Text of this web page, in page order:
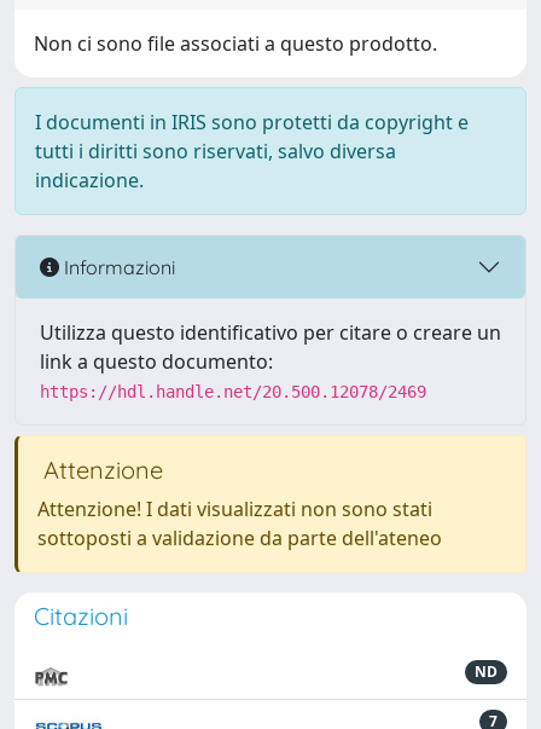
Non ci sono file associati a questo prodotto.
I documenti in IRIS sono protetti da copyright e
tutti i diritti sono riservati, salvo diversa
indicazione.
Informazioni
Utilizza questo identificativo per citare o creare un
link a questo documento:
https://hdl.handle.net/20.500.12078/2469
Attenzione
Attenzione! I dati visualizzati non sono stati
sottoposti a validazione da parte dell'ateneo
Citazioni
ND
7